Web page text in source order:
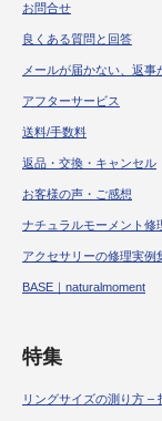
お問合せ
良くある質問と回答
メールが届かない、返事
アフターサービス
送料/手数料
返品・交換・キャンセル
お客様の声・ご感想
ナチュラルモーメント修
アクセサリーの修理実例
BASE｜naturalmoment
特集
リングサイズの測り方 –